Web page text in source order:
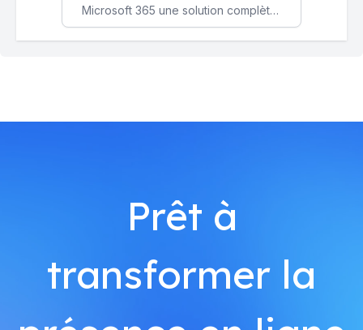
Microsoft 365 une solution complète qui booste votre productivité, renforce la sécurité de vos données et facilite la collaboration.
Prêt à
transformer la